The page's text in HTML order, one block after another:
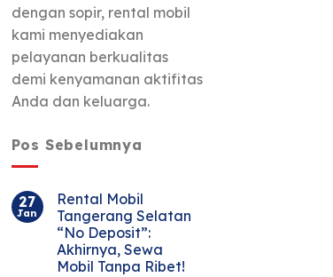
dengan sopir, rental mobil
kami menyediakan
pelayanan berkualitas
demi kenyamanan aktifitas
Anda dan keluarga.
Pos Sebelumnya
27
Jan
Rental Mobil
Tangerang Selatan
“No Deposit”:
Akhirnya, Sewa
Mobil Tanpa Ribet!